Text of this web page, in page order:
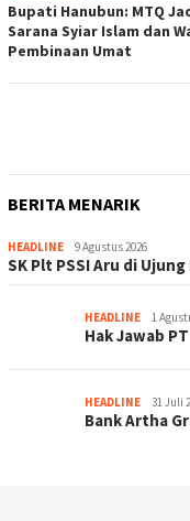
Bupati Hanubun: MTQ
Sarana Syiar Islam dan
Pembinaan Umat
BERITA MENARIK
HEADLINE 9 Agustus 2026
SK Plt PSSI Aru di
HEADLINE 1
Hak Jawab
HEADLINE 31 Juli
Bank Artha